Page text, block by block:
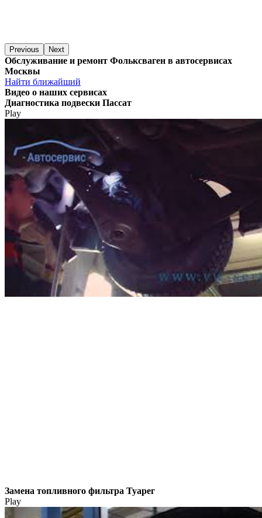
Previous Next
Обслуживание и ремонт Фольксваген в автосервисах
Москвы
Найти ближайший
Видео о наших сервисах
Диагностика подвески Пассат
Play
Замена топливного фильтра Туарег
Play